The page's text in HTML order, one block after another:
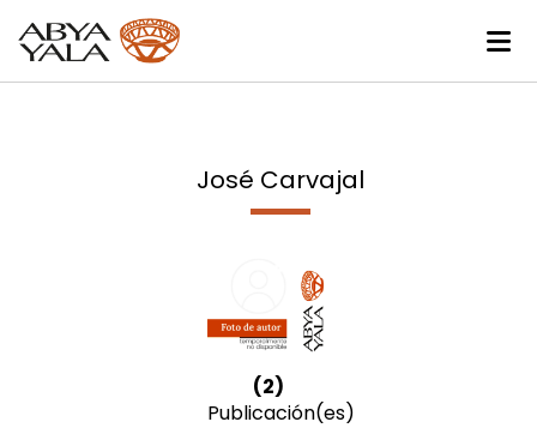
José Carvajal
(2)
Publicación(es)